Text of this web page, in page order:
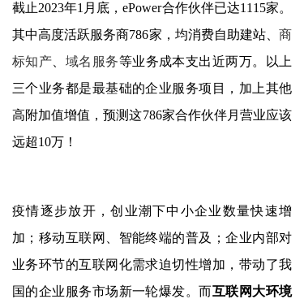
截止2023年1月底，ePower合作伙伴已达1115家。
其中高度活跃服务商786家，均消费自助建站、 商
标知产
域名服务等业务成本支出近两万。以上
三个业务都是最基础的企业服务项目，加上其他
高附加值增值，预测这786家合作伙伴月营业应该
远超10万！
疫情逐步放开，创业潮下中小企业数量快速增
加；移动互联网、智能终端的普及；企业内部对
业务环节的互联网化需求迫切性增加，带动了我
国的企业服务市场新一轮爆发。而互联网大环境